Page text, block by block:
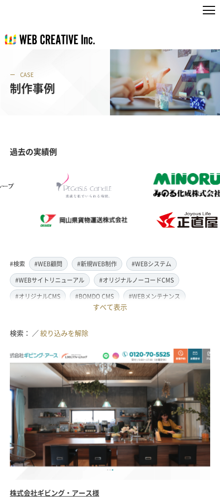
CASE
制作事例
過去の実績例
#検索 #WEB顧問 #新規WEB制作
#WEBシステム
#WEBサイトリニューアル
#オリジナルノーコードCMS
#オリジナルCMS
#BOMDO CMS
#WEBメンテナンス
#レスポンシブ対応
#翻訳・多言語対応
#情報管理システム
#取材・ライティング
#写真撮影
#動画制作(撮影・編集)
#ドローン撮影(空撮)
#イラスト制作
#アクセス解析・SEO対策
#名刺・パンフレット制作
#販促・ノベルティーグッズ制作
#ロゴマークデザイン
#SDGsサポート
#IT導入補助金
#JavaScript
#WEBサーバ移転
#AWS構築
#IoT関連
#Androidアプリ開発
#インソーシングコンサルティング
#採用・求人
#学校・教育・スクール
すべて表示
検索： ／絞り込みを解除
株式会社ギビング・アース様